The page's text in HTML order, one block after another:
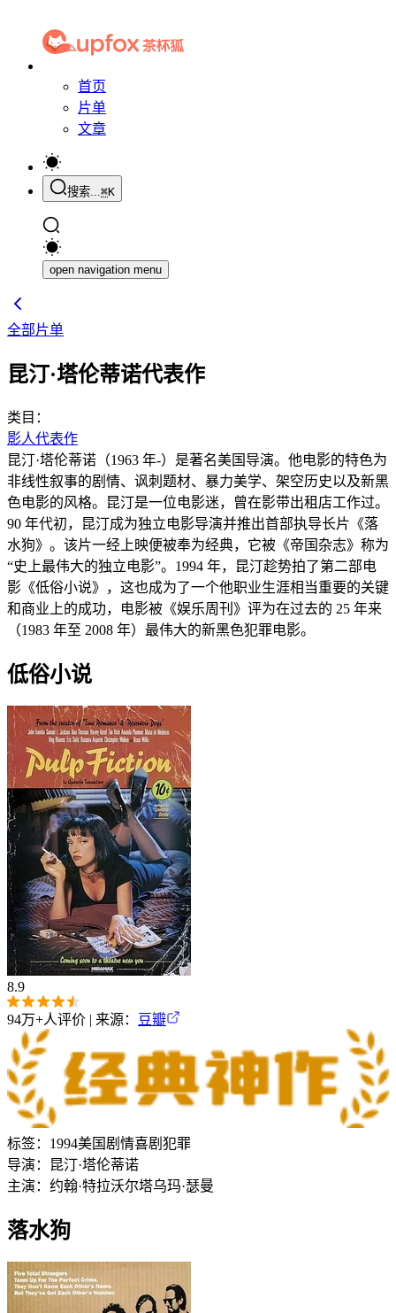
首页
片单
文章
搜索...⌘K
open navigation menu
全部片单
昆汀·塔伦蒂诺代表作
类目：
影人代表作
昆汀·塔伦蒂诺（1963 年-）是著名美国导演。他电影的特色为
非线性叙事的剧情、讽刺题材、暴力美学、架空历史以及新黑
色电影的风格。昆汀是一位电影迷，曾在影带出租店工作过。
90 年代初，昆汀成为独立电影导演并推出首部执导长片《落
水狗》。该片一经上映便被奉为经典，它被《帝国杂志》称为
“史上最伟大的独立电影”。1994 年，昆汀趁势拍了第二部电
影《低俗小说》，这也成为了一个他职业生涯相当重要的关键
和商业上的成功，电影被《娱乐周刊》评为在过去的 25 年来
（1983 年至 2008 年）最伟大的新黑色犯罪电影。
低俗小说
8.9
94万+人评价 | 来源： 豆瓣
标签： 1994美国 剧情喜剧 犯罪
导演：
昆汀·塔伦蒂诺
主演： 约翰·特拉沃尔塔乌玛·瑟曼
落水狗